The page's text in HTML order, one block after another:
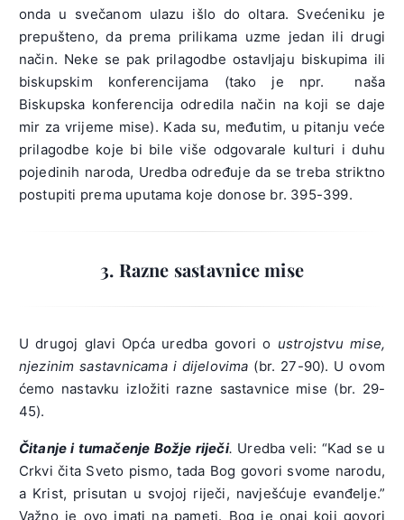
onda u svečanom ulazu išlo do oltara. Svećeniku je
prepušteno, da prema prilikama uzme jedan ili drugi
način. Neke se pak prilagodbe ostavljaju biskupima ili
biskupskim konferencijama (tako je npr. naša
Biskupska konferencija odredila način na koji se daje
mir za vrijeme mise). Kada su, međutim, u pitanju veće
prilagodbe koje bi bile više odgovarale kulturi i duhu
pojedinih naroda, Uredba određuje da se treba striktno
postupiti prema uputama koje donose br. 395-399.
3. Razne sastavnice mise
U drugoj glavi Opća uredba govori o ustrojstvu mise,
njezinim sastavnicama i dijelovima (br. 27-90). U ovom
ćemo nastavku izložiti razne sastavnice mise (br. 29-
45).
Čitanje i tumačenje Božje riječi. Uredba veli: “Kad se u
Crkvi čita Sveto pismo, tada Bog govori svome narodu,
a Krist, prisutan u svojoj riječi, navješćuje evanđelje.”
Važno je ovo imati na pameti. Bog je onaj koji govori